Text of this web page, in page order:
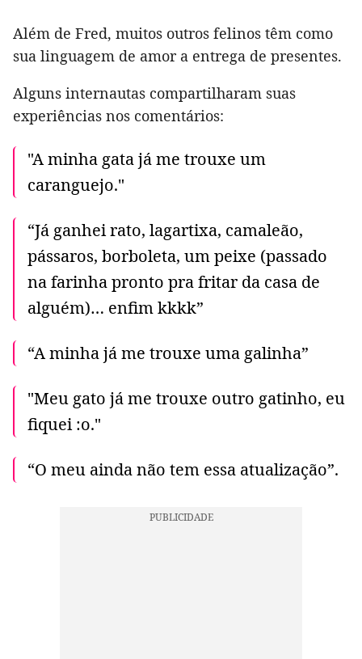
Além de Fred, muitos outros felinos têm como
sua linguagem de amor a entrega de presentes.
Alguns internautas compartilharam suas
experiências nos comentários:
"A minha gata já me trouxe um
caranguejo."
“Já ganhei rato, lagartixa, camaleão,
pássaros, borboleta, um peixe (passado
na farinha pronto pra fritar da casa de
alguém)… enfim kkkk”
“A minha já me trouxe uma galinha”
"Meu gato já me trouxe outro gatinho, eu
fiquei :o."
“O meu ainda não tem essa atualização”.